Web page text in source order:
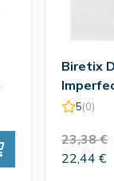
Biretix
5(0)
23,38 €
22,44 €